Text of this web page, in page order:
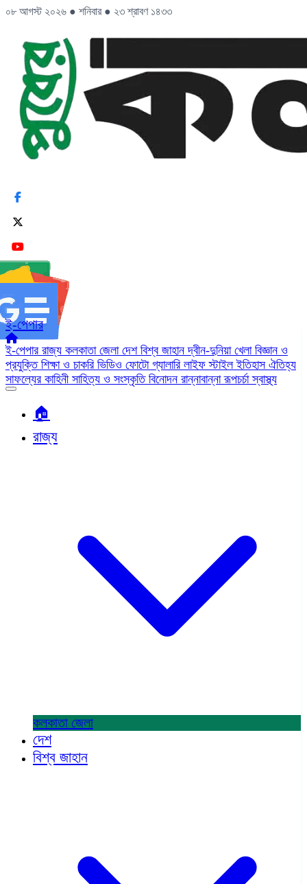
০৮ আগস্ট ২০২৬ ● শনিবার ● ২৩ শ্রাবণ ১৪৩৩
ই-পেপার
ই-পেপার রাজ্য কলকাতা জেলা দেশ বিশ্ব জাহানদ্বীন-দুনিয়া খেলা বিজ্ঞান ও
প্রযুক্তি শিক্ষা ও চাকরি ভিডিও ফোটো গ্যালারি লাইফ স্টাইলইতিহাস ঐতিহ্য
সাফল্যের কাহিনী সাহিত্য ও সংস্কৃতি বিনোদন রান্নাবান্নারূপচর্চাস্বাস্থ্য
🏠︎
রাজ্য
কলকাতা জেলা
দেশ
বিশ্ব জাহান